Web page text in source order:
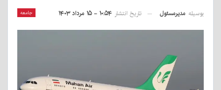
جامعه بوسیله مدیرمسئول تاریخ انتشار ۱۰:۵۴ - ۱۵ مرداد ۱۴۰۳